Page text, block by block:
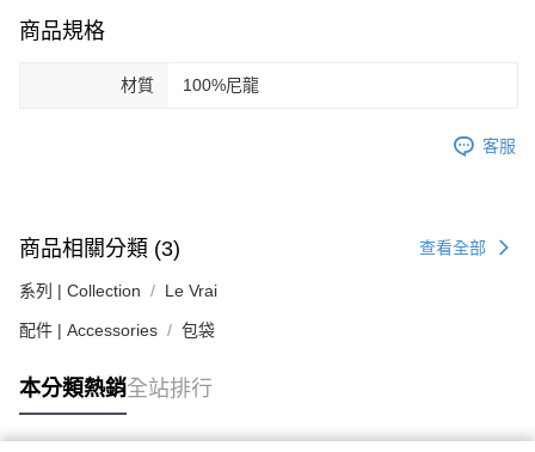
２．訂單成立數日內，您將收到繳費通知簡訊。
※ 請注意：結帳手續完成當下不需立刻繳費，但若您需要取消訂單，請聯絡
※ 交易是否成功請以「AFTEE先享後付 」之結帳頁面顯示為準，若有關於
【注意事項】
１．透過由恩沛科技股份有限公司提供之「AFTEE先享後付」服務完成之交
易，需依本服務之必要範圍內提供個人資料，並將交易相關給付款項請求債
２．關於個人資料處理事宜，請瀏覽以下網址：
３．未成年的使用者請事先徵得法定代理人或監護人之同意方可使用
「AFTEE先享後付」，若未經同意申辦者引起之損失，本公司不負相關責
任。
４．使用「AFTEE先享後付」時，將依據個別帳號之用戶狀況，依本公司即
商品規格
材質 100%尼龍
客服
商品相關分類 (3) 查看全部
系列 | Collection Le Vrai
配件 | Accessories 包袋
本分類熱銷全站排行